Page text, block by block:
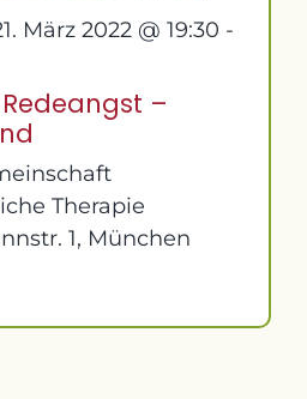
März 2022 @ 19:30 -
–
Therapie
1, München